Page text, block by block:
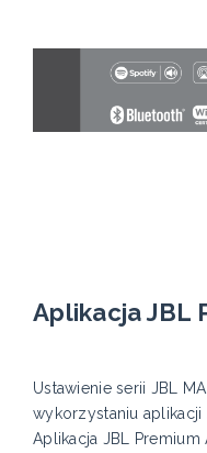
Aplikacja JBL
Ustawienie serii JBL
wykorzystaniu aplikacji
Aplikacja JBL